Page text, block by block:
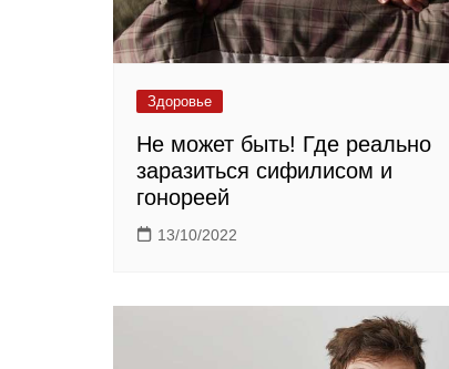
Здоровье
Не может быть! Где реально
заразиться сифилисом и
гонореей
13/10/2022